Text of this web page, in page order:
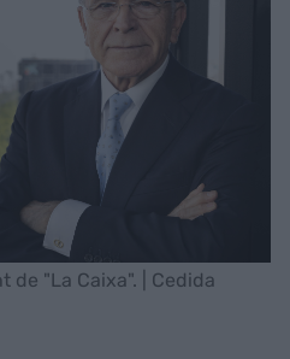
de "La Caixa". | Cedida